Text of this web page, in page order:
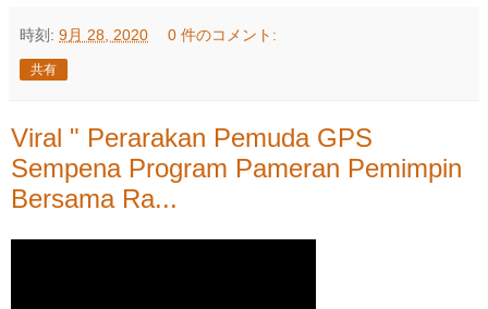
時刻: 9月 28, 2020 0 件のコメント:
共有
Viral " Perarakan Pemuda GPS
Sempena Program Pameran Pemimpin
Bersama Ra...